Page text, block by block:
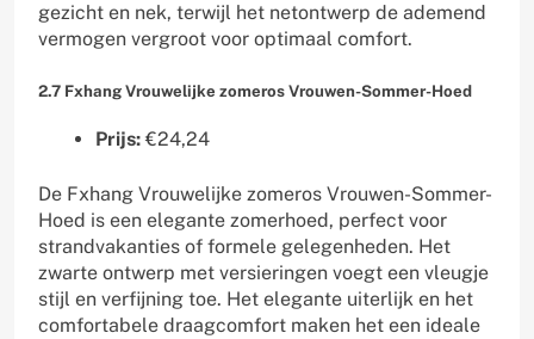
gezicht en nek, terwijl het netontwerp de ademend
vermogen vergroot voor optimaal comfort.
2.7 Fxhang Vrouwelijke zomeros Vrouwen-Sommer-Hoed
Prijs:€24,24
De Fxhang Vrouwelijke zomeros Vrouwen-Sommer-
Hoed is een elegante zomerhoed, perfect voor
strandvakanties of formele gelegenheden. Het
zwarte ontwerp met versieringen voegt een vleugje
stijl en verfijning toe. Het elegante uiterlijk en het
comfortabele draagcomfort maken het een ideale